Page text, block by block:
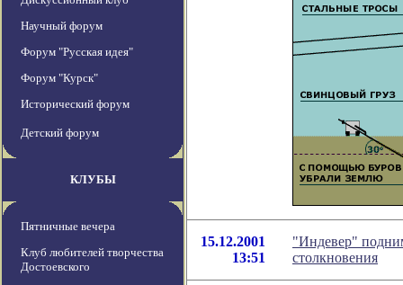
Научный форум
Форум "Русская идея"
Форум "Курск"
Исторический форум
Детский форум
КЛУБЫ
Пятничные вечера
Клуб любителей творчества
Достоевского
15.12.2001
13:51
"Индевер"
столкновения